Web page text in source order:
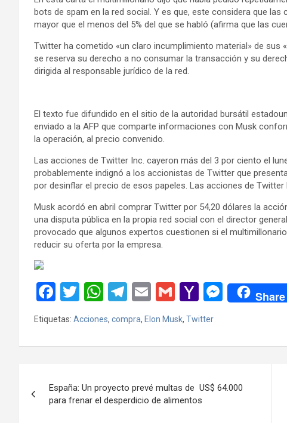
bots de spam en la red social. Y es que, este considera que
mayor que el menos del 5% del que se habló (afirma que las
Twitter ha cometido «un claro incumplimiento material» de sus
se reserva su derecho a no consumar la transacción y su
dirigida al responsable jurídico de la red.
El texto fue difundido en el sitio de la autoridad bursátil
enviado a la AFP que comparte informaciones con Musk
la operación, al precio convenido.
Las acciones de Twitter Inc. cayeron más del 3 por ciento el
probablemente indignó a los accionistas de Twitter que
por desinflar el precio de esos papeles. Las acciones de
Musk acordó en abril comprar Twitter por 54,20 dólares la
una disputa pública en la propia red social con el director
provocado que algunos expertos cuestionen si el
reducir su oferta por la empresa.
F
a
ce
b
o
k
T
wi
tt
er
W
at
s
p
p
T
e
gr
m
E
m
ail
G
m
ail
Y
a
h
o
M
ail
M
n
er
Share
Etiquetas: Acciones, compra, Elon Musk, Twitter
de
España: Un proyecto prevé multas de US$ 64.000
para frenar el desperdicio de alimentos